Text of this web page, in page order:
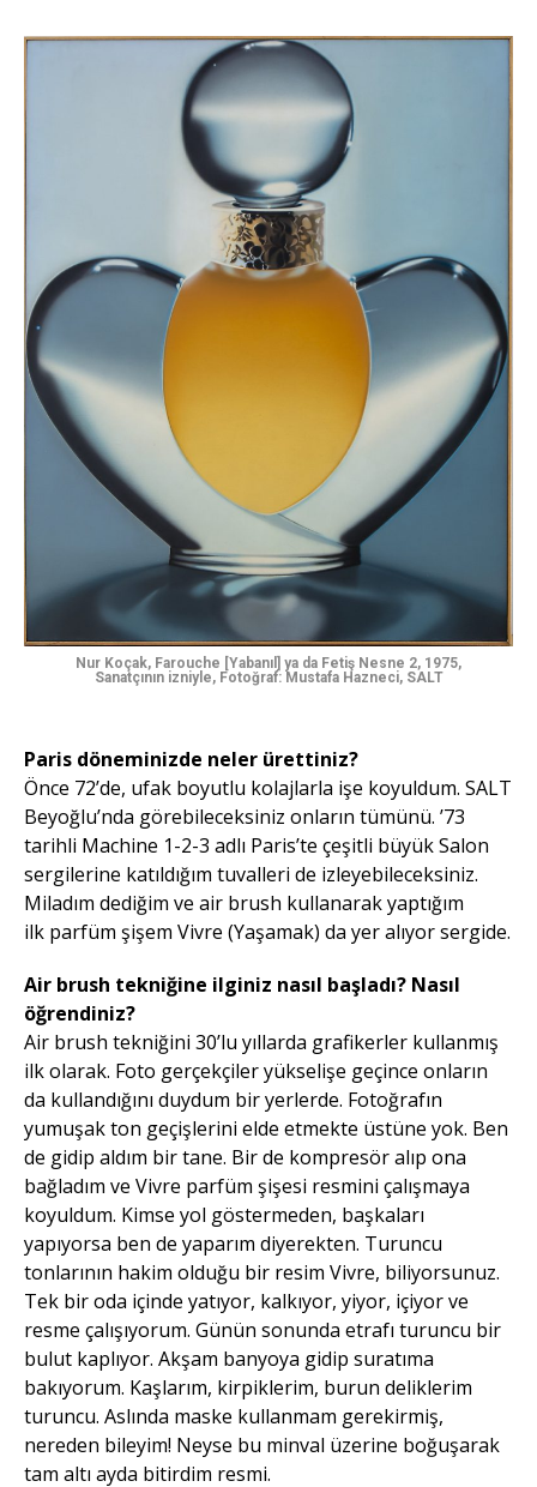
Nur Koçak, Farouche [Yabanıl] ya da Fetiş Nesne 2, 1975,
Sanatçının izniyle, Fotoğraf: Mustafa Hazneci, SALT
Paris döneminizde neler ürettiniz?
Önce 72’de, ufak boyutlu kolajlarla işe koyuldum. SALT
Beyoğlu’nda görebileceksiniz onların tümünü. ’73
tarihli Machine 1-2-3 adlı Paris’te çeşitli büyük Salon
sergilerine katıldığım tuvalleri de izleyebileceksiniz.
Miladım dediğim ve air brush kullanarak yaptığım
ilk parfüm şişem Vivre (Yaşamak) da yer alıyor sergide.
Air brush tekniğine ilginiz nasıl başladı? Nasıl
öğrendiniz?
Air brush tekniğini 30’lu yıllarda grafikerler kullanmış
ilk olarak. Foto gerçekçiler yükselişe geçince onların
da kullandığını duydum bir yerlerde. Fotoğrafın
yumuşak ton geçişlerini elde etmekte üstüne yok. Ben
de gidip aldım bir tane. Bir de kompresör alıp ona
bağladım ve Vivre parfüm şişesi resmini çalışmaya
koyuldum. Kimse yol göstermeden, başkaları
yapıyorsa ben de yaparım diyerekten. Turuncu
tonlarının hakim olduğu bir resim Vivre, biliyorsunuz.
Tek bir oda içinde yatıyor, kalkıyor, yiyor, içiyor ve
resme çalışıyorum. Günün sonunda etrafı turuncu bir
bulut kaplıyor. Akşam banyoya gidip suratıma
bakıyorum. Kaşlarım, kirpiklerim, burun deliklerim
turuncu. Aslında maske kullanmam gerekirmiş,
nereden bileyim! Neyse bu minval üzerine boğuşarak
tam altı ayda bitirdim resmi.